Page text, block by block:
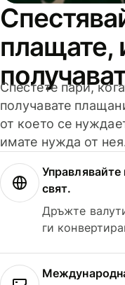
плащате,
Спестете пари,
получавате
от което се
имате нужда от
свят.
Дръжте
ги